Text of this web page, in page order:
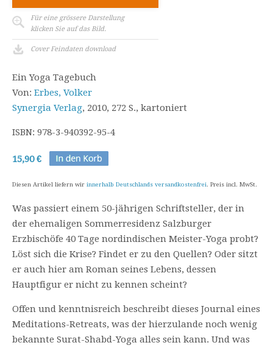
Für eine grössere Darstellung
klicken Sie auf das Bild.
Cover Feindaten download
Ein Yoga Tagebuch
Von: Erbes, Volker
Synergia Verlag, 2010, 272 S., kartoniert
ISBN: 978-3-940392-95-4
15,90 €
Diesen Artikel liefern wir innerhalb Deutschlands versandkostenfrei. Preis incl. MwSt.
Was passiert einem 50-jährigen Schriftsteller, der in
der ehemaligen Sommerresidenz Salzburger
Erzbischöfe 40 Tage nordindischen Meister-Yoga probt?
Löst sich die Krise? Findet er zu den Quellen? Oder sitzt
er auch hier am Roman seines Lebens, dessen
Hauptfigur er nicht zu kennen scheint?
Offen und kenntnisreich beschreibt dieses Journal eines
Meditations-Retreats, was der hierzulande noch wenig
bekannte Surat-Shabd-Yoga alles sein kann. Und was